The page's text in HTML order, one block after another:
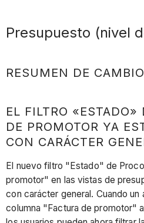
Presupuesto (nivel
RESUMEN DE
EL FILTRO «ESTADO»
DE PROMOTOR YA
CON CARÁCTER
El nuevo filtro "Estado" de
promotor" en las vistas de
con carácter general. Cuando un
columna "Factura de promotor"